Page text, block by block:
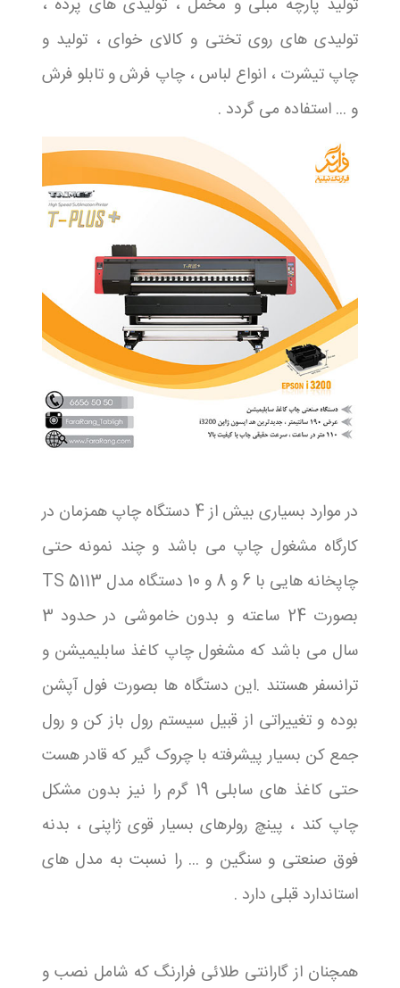
تولیدی های روی تختی و کالای خوای ، تولید و
چاپ تیشرت ، انواع لباس ، چاپ فرش و تابلو فرش
و ... استفاده می گردد .
در موارد بسیاری بیش از 4 دستگاه چاپ همزمان در
کارگاه مشغول چاپ می باشد و چند نمونه حتی
چاپخانه هایی با 6 و 8 و 10 دستگاه مدل TS 5113
بصورت 24 ساعته و بدون خاموشی در حدود 3
سال می باشد که مشغول چاپ کاغذ سابلیمیشن و
ترانسفر هستند .این دستگاه ها بصورت فول آپشن
بوده و تغییراتی از قبیل سیستم رول باز کن و رول
جمع کن بسیار پیشرفته با چروک گیر که قادر هست
حتی کاغذ های سابلی 19 گرم را نیز بدون مشکل
چاپ کند ، پینچ رولرهای بسیار قوی ژاپنی ، بدنه
فوق صنعتی و سنگین و ... را نسبت به مدل های
استاندارد قبلی دارد .
همچنان از گارانتی طلائی فرارنگ که شامل نصب و